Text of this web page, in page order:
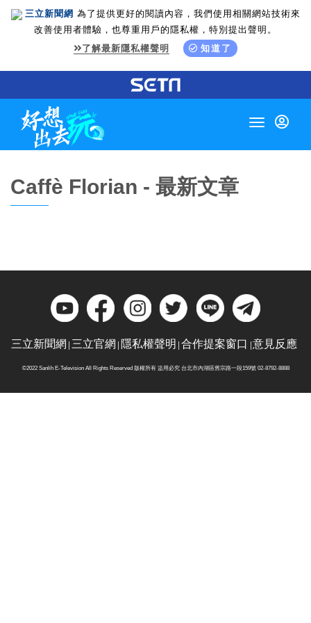
三立新聞網 為了提供更好的閱讀內容，我們使用相關網站技術來
改善使用者體驗，也尊重用戶的隱私權，特別提出聲明。
了解最新隱私權聲明
知道了
Toggle
Caffè Florian - 最新文章
三立新聞網 三立官網 隱私權聲明 合作提案窗口 意見反應
©2022 Sanlih E-Television All Rights Reserved 版權所有 盜用必究 台北市內湖區舊宗路一段159號 02-8792-8888